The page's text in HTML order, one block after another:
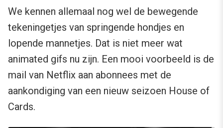
We kennen allemaal nog wel de bewegende
tekeningetjes van springende hondjes en
lopende mannetjes. Dat is niet meer wat
animated gifs nu zijn. Een mooi voorbeeld is de
mail van Netflix aan abonnees met de
aankondiging van een nieuw seizoen House of
Cards.